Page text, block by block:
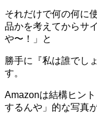
それだけで何の何に
品かを考えてからサ
や〜！」と
勝手に『私は誰でし
す。
Amazonは結構ヒン
するんや」的な写真